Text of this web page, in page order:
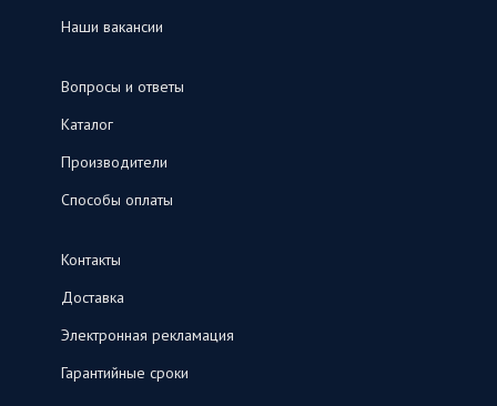
Наши вакансии
Вопросы и ответы
Каталог
Производители
Способы оплаты
Контакты
Доставка
Электронная рекламация
Гарантийные сроки